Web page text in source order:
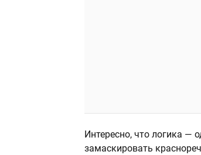
Интересно, что логика —
замаскировать